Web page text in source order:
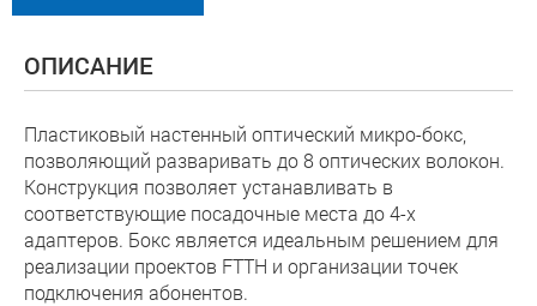
ОПИСАНИЕ
Пластиковый настенный оптический микро-бокс,
позволяющий разваривать до 8 оптических волокон.
Конструкция позволяет устанавливать в
соответствующие посадочные места до 4-х
адаптеров. Бокс является идеальным решением для
реализации проектов FTTH и организации точек
подключения абонентов.